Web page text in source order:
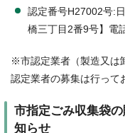
認定番号H27002号:
橋三丁目2番9号】電
※市認定業者（製造又は
認定業者の募集は行って
市指定ごみ収集袋
知らせ